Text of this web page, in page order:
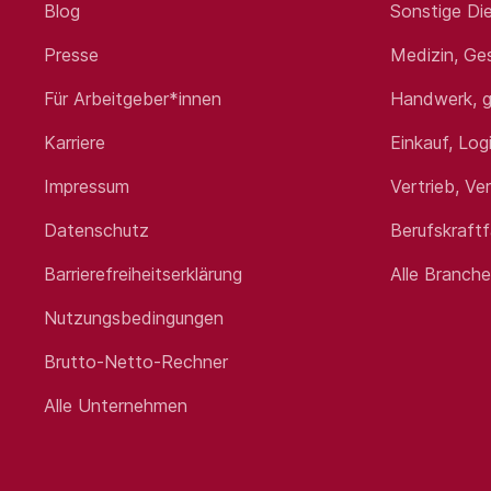
Ansprechpartner für
Ihr Profil:
Abgeschlossene
Erfahrung in einer
Erfahrung im Shopfloor
Selbstständige, strukturierte
Gute EDV-Kenntnisse
Gültiger Staplerschein (zwingend
Ausgeprägte Hands-on-Mentalität
Blog
Presse
Für Arbeitgeber*innen
Karriere
Impressum
Datenschutz
Barrierefreiheitserklärung
Nutzungsbedingungen
Brutto-Netto-Rechner
Alle Unternehmen
Sonstige
Medizin,
Handwerk,
Einkauf,
Vertrieb,
Alle